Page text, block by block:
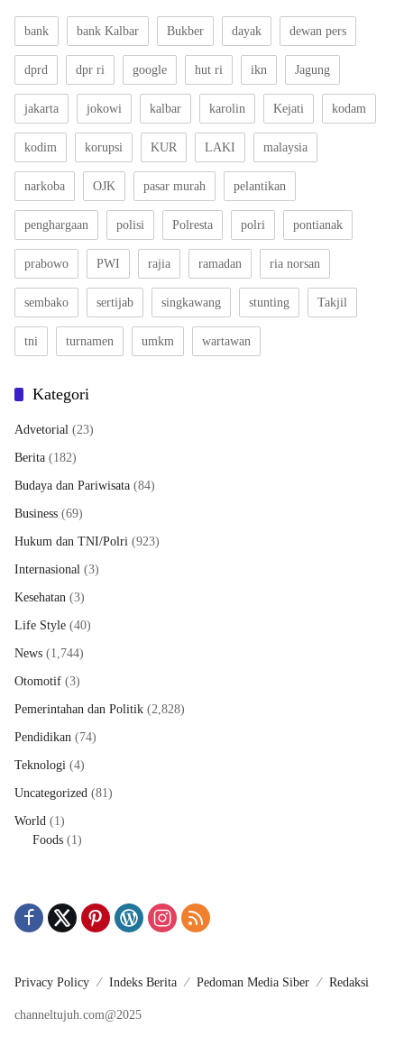
bank bank Kalbar Bukber dayak dewan pers
dprd dpr ri google hut ri ikn Jagung
jakarta jokowi kalbar karolin Kejati kodam
kodim korupsi KUR LAKI malaysia
narkoba OJK pasar murah pelantikan
penghargaan polisi Polresta polri pontianak
prabowo PWI rajia ramadan ria norsan
sembako sertijab singkawang stunting Takjil
tni turnamen umkm wartawan
Kategori
Advetorial (23)
Berita (182)
Budaya dan Pariwisata (84)
Business (69)
Hukum dan TNI/Polri (923)
Internasional (3)
Kesehatan (3)
Life Style (40)
News (1,744)
Otomotif (3)
Pemerintahan dan Politik (2,828)
Pendidikan (74)
Teknologi (4)
Uncategorized (81)
World (1)
Foods (1)
Privacy Policy Indeks Berita Pedoman Media Siber Redaksi
channeltujuh.com@2025